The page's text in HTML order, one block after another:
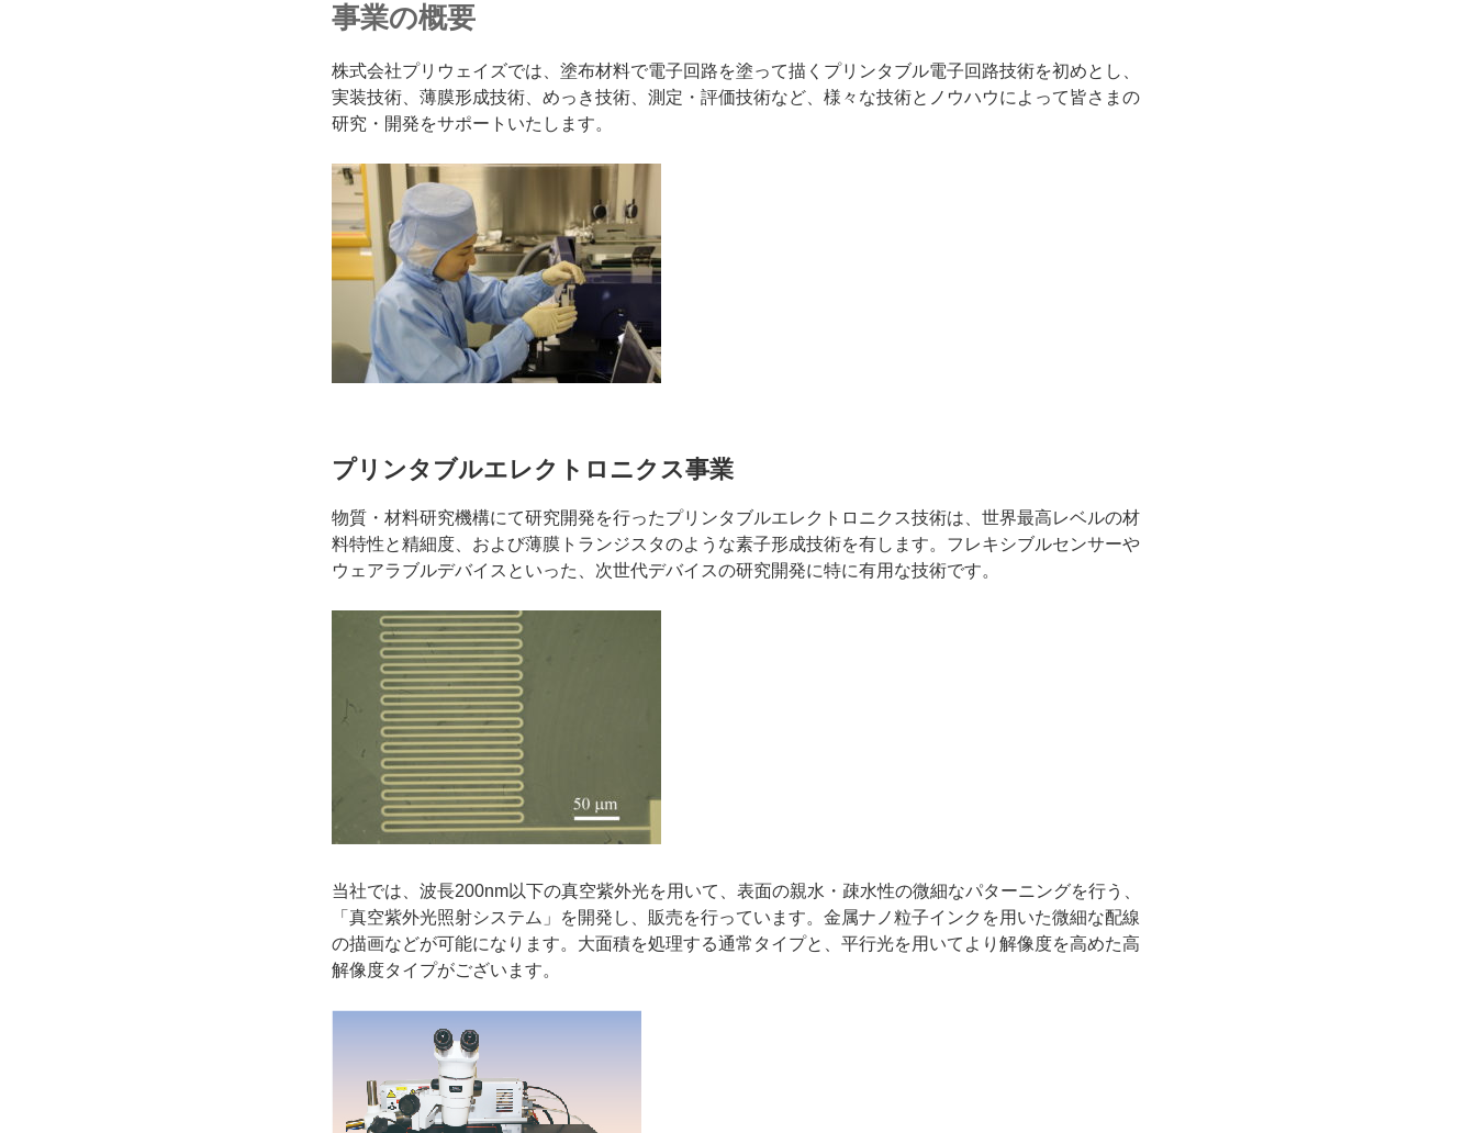
事業の概要
株式会社プリウェイズでは、塗布材料で電子回路を塗って描くプリンタブル電子回路技術を初めとし、
実装技術、薄膜形成技術、めっき技術、測定・評価技術など、様々な技術とノウハウによって皆さまの
研究・開発をサポートいたします。
プリンタブルエレクトロニクス事業
物質・材料研究機構にて研究開発を行ったプリンタブルエレクトロニクス技術は、世界最高レベルの材
料特性と精細度、および薄膜トランジスタのような素子形成技術を有します。フレキシブルセンサーや
ウェアラブルデバイスといった、次世代デバイスの研究開発に特に有用な技術です。
当社では、波長200nm以下の真空紫外光を用いて、表面の親水・疎水性の微細なパターニングを行う、
「真空紫外光照射システム」を開発し、販売を行っています。金属ナノ粒子インクを用いた微細な配線
の描画などが可能になります。大面積を処理する通常タイプと、平行光を用いてより解像度を高めた高
解像度タイプがございます。